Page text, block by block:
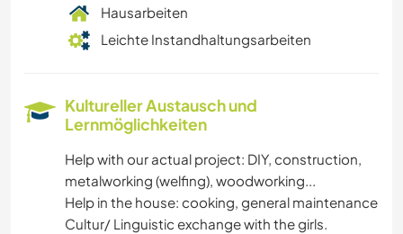
Hausarbeiten
Leichte Instandhaltungsarbeiten
Kultureller Austausch und
Lernmöglichkeiten
Help with our actual project: DIY, construction,
metalworking (welfing), woodworking...
Help in the house: cooking, general maintenance
Cultur/ Linguistic exchange with the girls.